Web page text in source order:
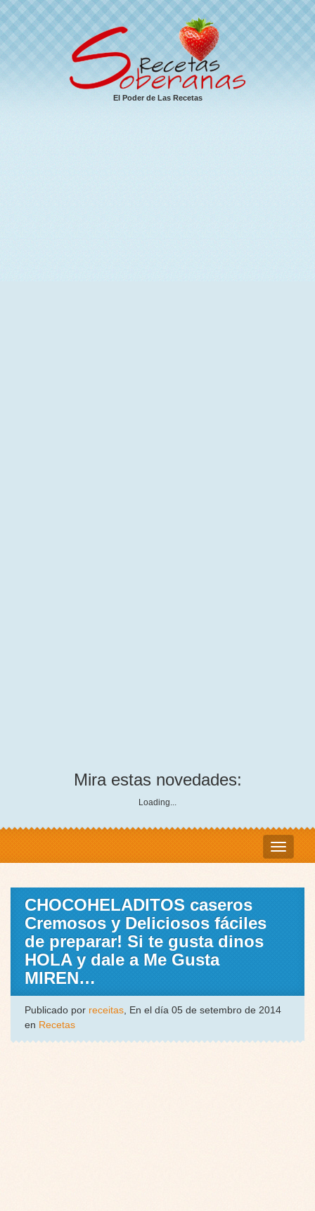
El Poder de Las Recetas
Mira estas novedades:
Loading...
CHOCOHELADITOS caseros
Cremosos y Deliciosos fáciles
de preparar! Si te gusta dinos
HOLA y dale a Me Gusta
MIREN…
Publicado por receitas, En el día 05 de setembro de 2014
en Recetas